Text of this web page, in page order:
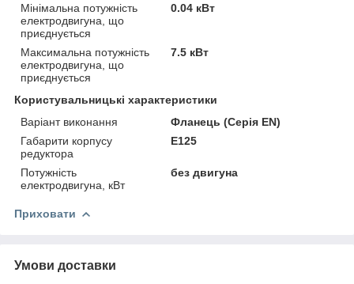
Мінімальна потужність
електродвигуна, що
приєднується
0.04 кВт
Максимальна потужність
електродвигуна, що
приєднується
7.5 кВт
Користувальницькі характеристики
Варіант виконання
Фланець (Серія EN)
Габарити корпусу
редуктора
E125
Потужність
електродвигуна, кВт
без двигуна
Приховати
Умови доставки